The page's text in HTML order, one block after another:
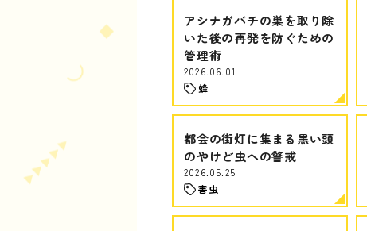
アシナガバチの巣を取り除
いた後の再発を防ぐための
管理術
2026.06.01
蜂
都会の街灯に集まる黒い頭
のやけど虫への警戒
2026.05.25
害虫